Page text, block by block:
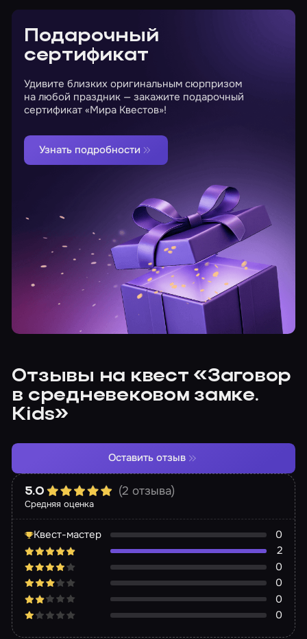
Подарочный
сертификат
Удивите близких оригинальным сюрпризом
на любой праздник — закажите подарочный
сертификат «Мира Квестов»!
Узнать подробности
Отзывы на квест «Заговор
в средневековом замке.
Kids»
Средняя оценка
5.0 (2 отзыва)
Квест-мастер
0
2
0
0
0
0
Оставить отзыв